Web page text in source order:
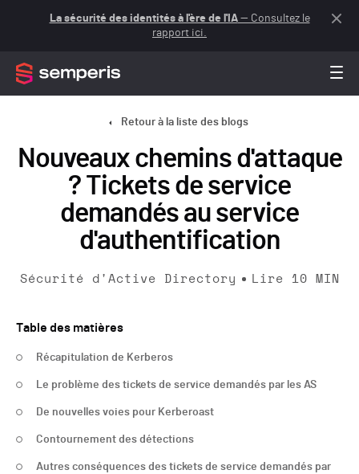
La sécurité des identités à l'ère de l'IA— Consultez le
rapport ici.
Retour à la liste des blogs
Nouveaux chemins d'attaque
? Tickets de service
demandés au service
d'authentification
Sécurité d'Active Directory Lire 10 MIN
Table des matières
Récapitulation de Kerberos
Le problème des tickets de service demandés par les AS
De nouvelles voies pour Kerberoast
Contournement des détections
Autres conséquences des tickets de service demandés par